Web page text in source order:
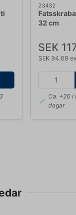
23432
32 cm
SEK
SEK 94,09
Ca. +20 i
dagar